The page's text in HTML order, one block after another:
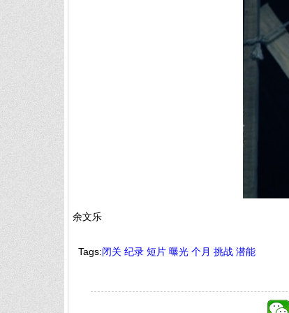
余文乐
Tags:闭关 纪录 短片 曝光 个月 挑战 潜能